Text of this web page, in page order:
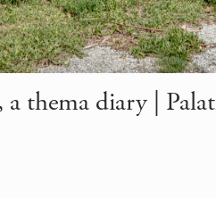
thema diary |